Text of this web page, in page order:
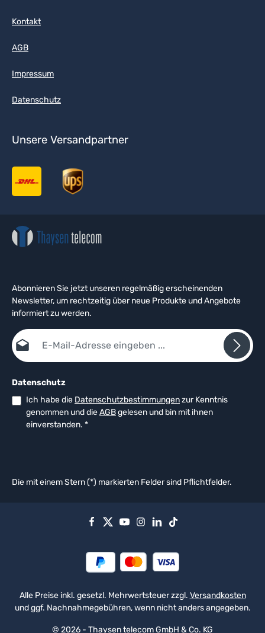
Kontakt
AGB
Impressum
Datenschutz
Unsere Versandpartner
Abonnieren Sie jetzt unseren regelmäßig erscheinenden
Newsletter, um rechtzeitig über neue Produkte und Angebote
informiert zu werden.
E-Mail-Adresse*
Datenschutz
Ich habe die Datenschutzbestimmungenzur Kenntnis
genommen und dieAGBgelesen und bin mit ihnen
einverstanden. *
Die mit einem Stern (*) markierten Felder sind Pflichtfelder.
© 2026 - Thaysen telecom GmbH & Co. KG
Alle Preise inkl. gesetzl. Mehrwertsteuer zzgl. Versandkosten
und ggf. Nachnahmegebühren, wenn nicht anders angegeben.